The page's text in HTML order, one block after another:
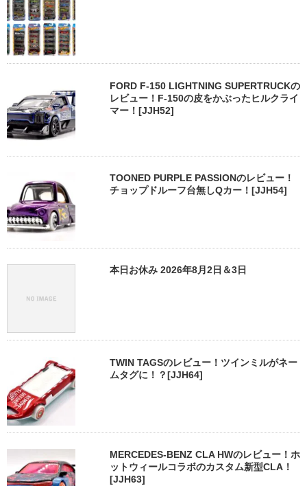
FORD F-150 LIGHTNING SUPERTRUCKの
レビュー！F-150の皮をかぶったヒルクライ
マー！[JJH52]
TOONED PURPLE PASSIONのレビュー！
チョップドルーフ台無しQカー！[JJH54]
本日お休み 2026年8月2日＆3日
TWIN TAGSのレビュー！ツインミルがネー
ムタグに！？[JJH64]
MERCEDES-BENZ CLA HWのレビュー！ホ
ットウィールコラボのカスタム新型CLA！
[JJH63]